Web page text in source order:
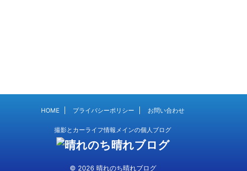
HOME プライバシーポリシー お問い合わせ
撮影とカーライフ情報メインの個人ブログ
© 2026 晴れのち晴れブログ